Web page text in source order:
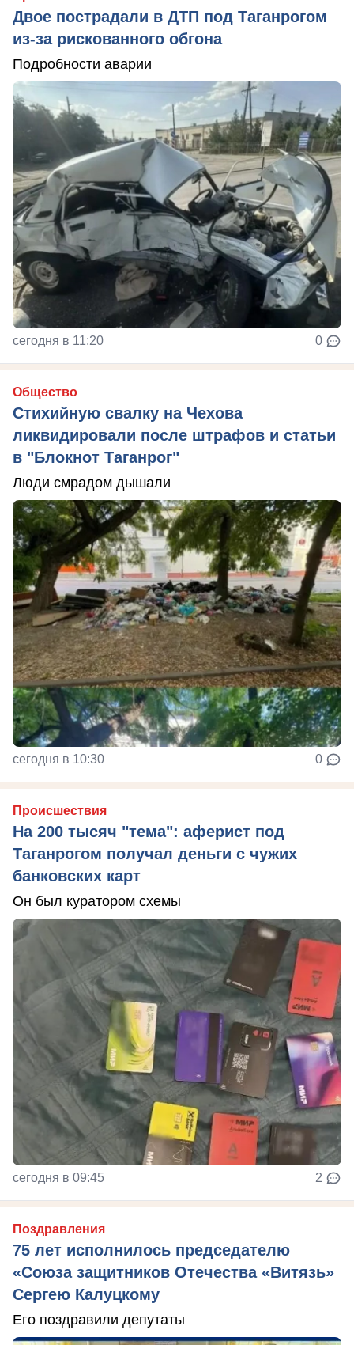
Двое пострадали в ДТП под Таганрогом
из-за рискованного обгона
Подробности аварии
сегодня в 11:20 0
Общество
Стихийную свалку на Чехова
ликвидировали после штрафов и статьи
в "Блокнот Таганрог"
Люди смрадом дышали
сегодня в 10:30 0
Происшествия
На 200 тысяч "тема": аферист под
Таганрогом получал деньги с чужих
банковских карт
Он был куратором схемы
сегодня в 09:45 2
Поздравления
75 лет исполнилось председателю
«Союза защитников Отечества «Витязь»
Сергею Калуцкому
Его поздравили депутаты